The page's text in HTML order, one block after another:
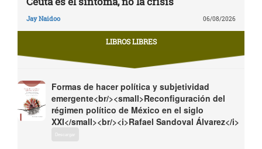
Jay Naidoo 06/08/2026
LIBROS LIBRES
Formas de hacer política y subjetividad
emergente<br/><small>Reconfiguración del
régimen político de México en el siglo
XXI</small><br/><i>Rafael Sandoval Álvarez</i>
Descargar